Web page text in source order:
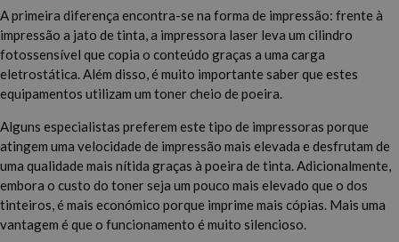
A primeira diferença encontra-se na forma de impressão: frente à
impressão a jato de tinta, a impressora laser leva um cilindro
fotossensível que copia o conteúdo graças a uma carga
eletrostática. Além disso, é muito importante saber que estes
equipamentos utilizam um toner cheio de poeira.
Alguns especialistas preferem este tipo de impressoras porque
atingem uma velocidade de impressão mais elevada e desfrutam de
uma qualidade mais nítida graças à poeira de tinta. Adicionalmente,
embora o custo do toner seja um pouco mais elevado que o dos
tinteiros, é mais económico porque imprime mais cópias. Mais uma
vantagem é que o funcionamento é muito silencioso.